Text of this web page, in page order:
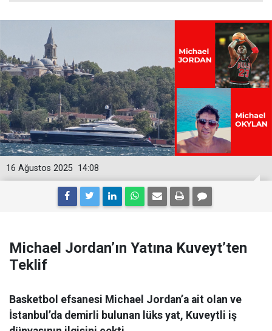
14:08
16 Ağustos 2025
Michael Jordan’ın Yatına Kuveyt’ten
Teklif
Basketbol efsanesi Michael Jordan’a ait olan ve
İstanbul’da demirli bulunan lüks yat, Kuveytli iş